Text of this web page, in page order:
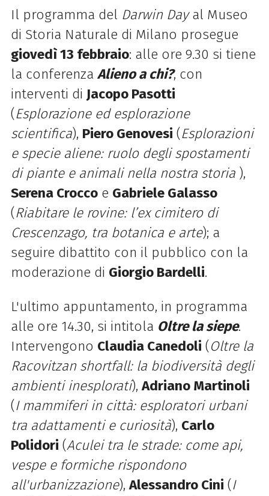
Il programma del Darwin Dayal Museo
di Storia Naturale di Milano prosegue
giovedì 13 febbraio: alle ore 9.30 si tiene
la conferenza Alieno a chi?, con
interventi di Jacopo Pasotti
(Esplorazione ed esplorazione
scientifica), Piero Genovesi (Esplorazioni
e specie aliene: ruolo degli spostamenti
di piante e animali nella nostra storia ),
Serena Croccoe Gabriele Galasso
(Riabitare le rovine: l’ex cimitero di
Crescenzago, tra botanica e arte); a
seguire dibattito con il pubblico con la
moderazione di Giorgio Bardelli.
L'ultimo appuntamento, in programma
alle ore 14.30, si intitola Oltre la siepe.
Intervengono Claudia Canedoli (Oltre la
Racovitzan shortfall: la biodiversità degli
ambienti inesplorati),Adriano Martinoli
(I mammiferi in città: esploratori urbani
tra adattamenti e curiosità), Carlo
Polidori (Aculei tra le strade: come api,
vespe e formiche rispondono
all'urbanizzazione),Alessandro Cini (I